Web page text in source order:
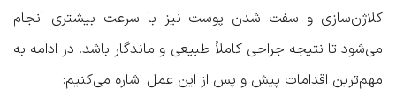
کلاژن‌سازی و سفت شدن پوست نیز با سرعت بیشتری انجام
می‌شود تا نتیجه جراحی کاملاً طبیعی و ماندگار باشد. در ادامه به
مهم‌ترین اقدامات پیش و پس از این عمل اشاره می‌کنیم: